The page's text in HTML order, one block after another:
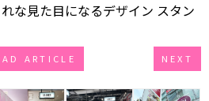
な見た目になるデザイン スタン
ARTICLE NEXT